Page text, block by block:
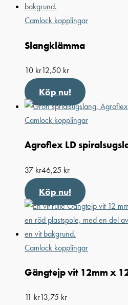
Camlock kopplingar
Slangklämma
10 kr12,50 kr
Köp nu!
Camlock kopplingar
Agroflex LD
37 kr46,25 kr
Köp nu!
Camlock kopplingar
Gängtejp vit 12mm x
11 kr13,75 kr